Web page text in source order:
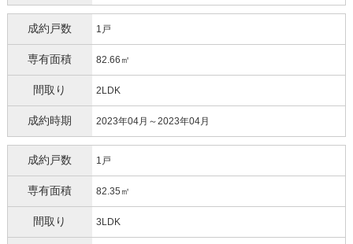
成約戸数 1戸
専有面積 82.66㎡
間取り 2LDK
成約時期 2023年04月～2023年04月
成約戸数 1戸
専有面積 82.35㎡
間取り 3LDK